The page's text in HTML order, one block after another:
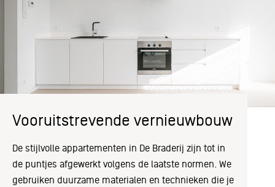
Vooruitstrevende vernieuwbouw
De stijlvolle appartementen in De Braderij zijn tot in
de puntjes afgewerkt volgens de laatste normen. We
gebruiken duurzame materialen en technieken die je